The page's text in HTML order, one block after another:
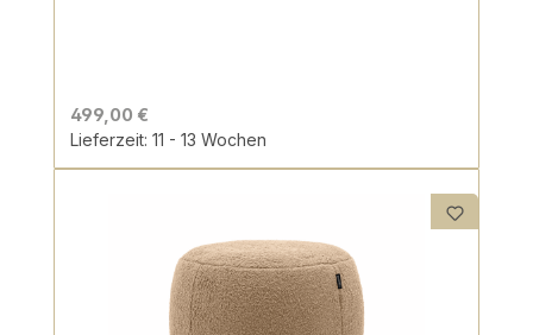
499,00 €
Lieferzeit: 11 - 13 Wochen